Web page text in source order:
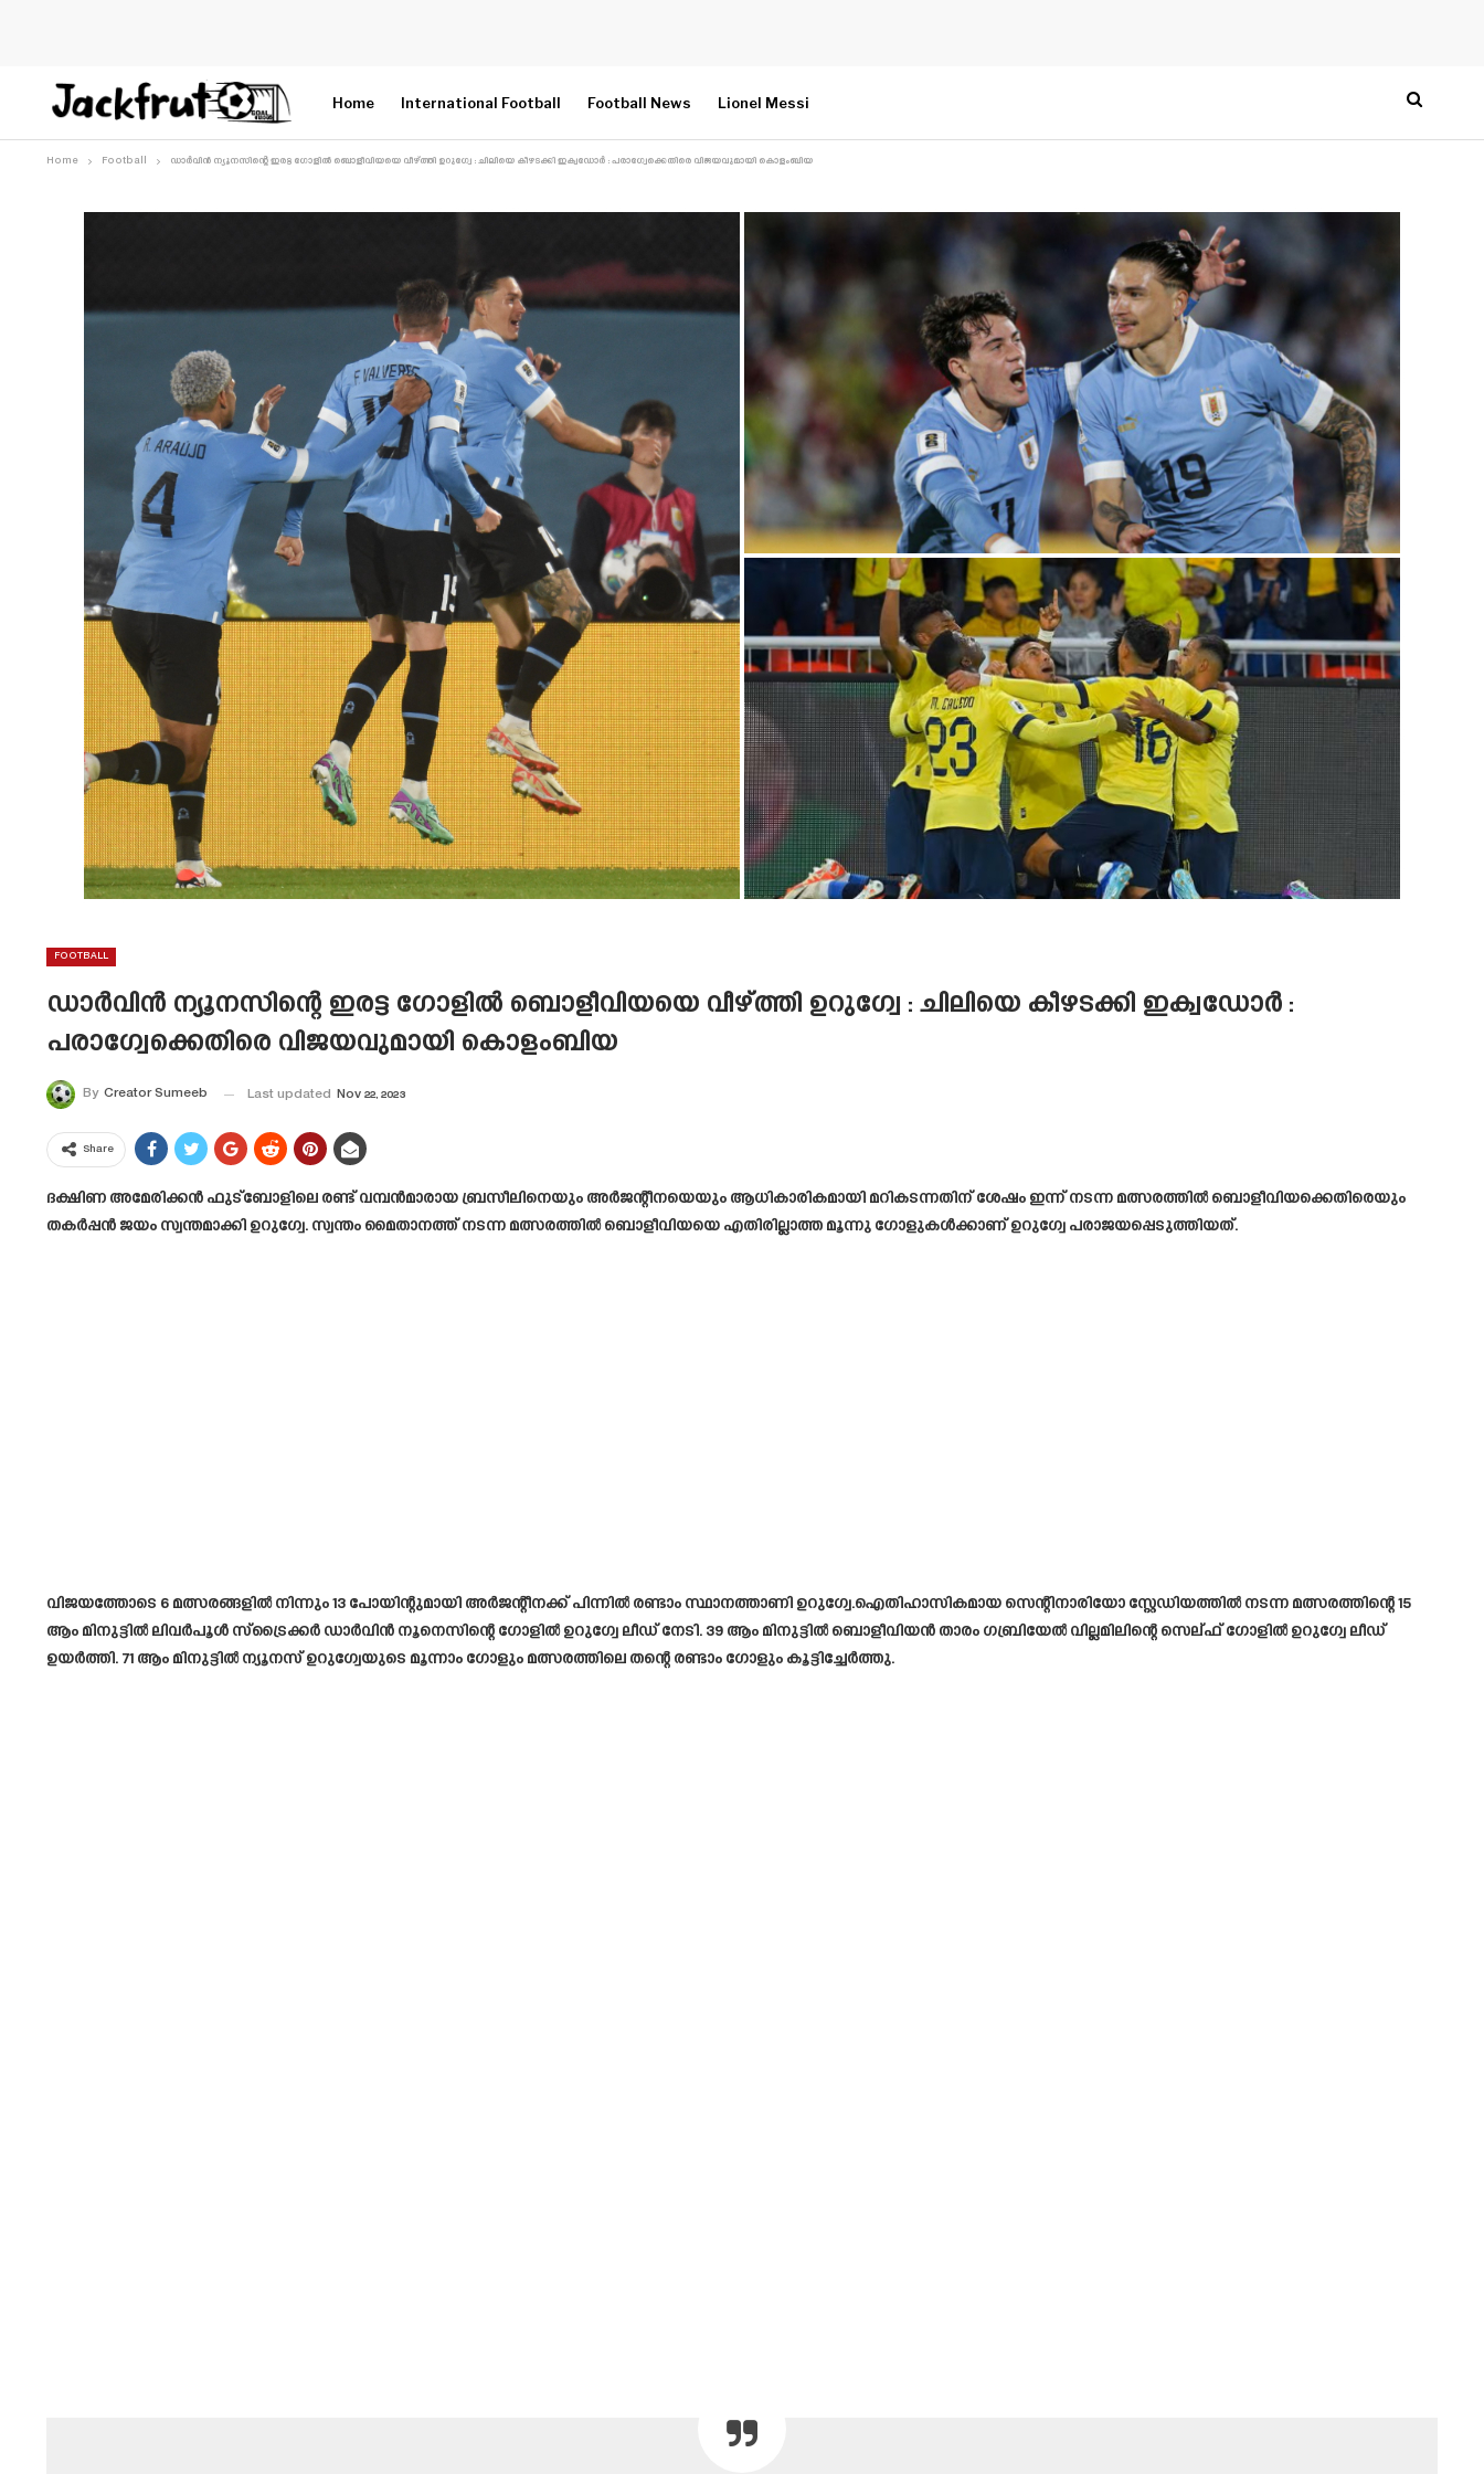
Home International Football Football News Lionel Messi
Home Football ഡാർവിൻ ന്യൂനസിന്റെ ഇരട്ട ഗോളിൽ ബൊളീവിയയെ വീഴ്ത്തി ഉറുഗ്വേ : ചിലിയെ കീഴടക്കി ഇക്വഡോർ : പരാഗ്വേക്കെതിരെ വിജയവുമായി കൊളംബിയ
FOOTBALL
ഡാർവിൻ ന്യൂനസിന്റെ ഇരട്ട ഗോളിൽ ബൊളീവിയയെ വീഴ്ത്തി ഉറുഗ്വേ : ചിലിയെ കീഴടക്കി ഇക്വഡോർ :
പരാഗ്വേക്കെതിരെ വിജയവുമായി കൊളംബിയ
By Creator Sumeeb Last updated Nov 22, 2023
Share
ദക്ഷിണ അമേരിക്കൻ ഫുട്ബോളിലെ രണ്ട് വമ്പൻമാരായ ബ്രസീലിനെയും അർജന്റീനയെയും ആധികാരികമായി മറികടന്നതിന് ശേഷം ഇന്ന് നടന്ന മത്സരത്തിൽ ബൊളീവിയക്കെതിരെയും
തകർപ്പൻ ജയം സ്വന്തമാക്കി ഉറുഗ്വേ. സ്വന്തം മൈതാനത്ത് നടന്ന മത്സരത്തിൽ ബൊളീവിയയെ എതിരില്ലാത്ത മൂന്നു ഗോളുകൾക്കാണ് ഉറുഗ്വേ പരാജയപ്പെടുത്തിയത്.
വിജയത്തോടെ 6 മത്സരങ്ങളിൽ നിന്നും 13 പോയിന്റുമായി അർജന്റീനക്ക് പിന്നിൽ രണ്ടാം സ്ഥാനത്താണി ഉറുഗ്വേ.ഐതിഹാസികമായ സെന്റിനാരിയോ സ്റ്റേഡിയത്തിൽ നടന്ന മത്സരത്തിന്റെ 15
ആം മിനുട്ടിൽ ലിവർപൂൾ സ്‌ട്രൈക്കർ ഡാർവിൻ നൂനെസിന്റെ ഗോളിൽ ഉറുഗ്വേ ലീഡ് നേടി. 39 ആം മിനുട്ടിൽ ബൊളീവിയൻ താരം ഗബ്രിയേൽ വില്ലമിലിന്റെ സെല്ഫ് ഗോളിൽ ഉറുഗ്വേ ലീഡ്
ഉയർത്തി. 71 ആം മിനുട്ടിൽ ന്യൂനസ് ഉറുഗ്വേയുടെ മൂന്നാം ഗോളും മത്സരത്തിലെ തന്റെ രണ്ടാം ഗോളും കൂട്ടിച്ചേർത്തു.